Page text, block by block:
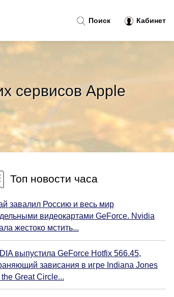
сервисов Apple
Топ новости часа
завалил Россию и весь мир
видеокартами GeForce. Nvidia
жестоко мстить...
выпустила GeForce Hotfix 566.45,
зависания в игре Indiana Jones
Great Circle...
Поиск Кабинет